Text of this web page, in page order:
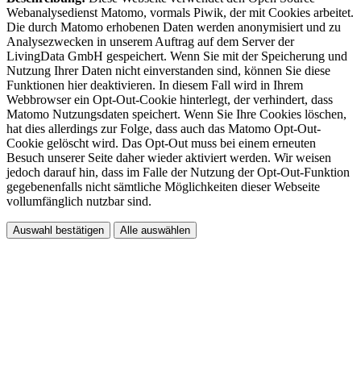
Webanalysedienst Matomo, vormals Piwik, der mit Cookies arbeitet.
Die durch Matomo erhobenen Daten werden anonymisiert und zu
Analysezwecken in unserem Auftrag auf dem Server der
LivingData GmbH gespeichert. Wenn Sie mit der Speicherung und
Nutzung Ihrer Daten nicht einverstanden sind, können Sie diese
Funktionen hier deaktivieren. In diesem Fall wird in Ihrem
Webbrowser ein Opt-Out-Cookie hinterlegt, der verhindert, dass
Matomo Nutzungsdaten speichert. Wenn Sie Ihre Cookies löschen,
hat dies allerdings zur Folge, dass auch das Matomo Opt-Out-
Cookie gelöscht wird. Das Opt-Out muss bei einem erneuten
Besuch unserer Seite daher wieder aktiviert werden. Wir weisen
jedoch darauf hin, dass im Falle der Nutzung der Opt-Out-Funktion
gegebenenfalls nicht sämtliche Möglichkeiten dieser Webseite
vollumfänglich nutzbar sind.
Auswahl bestätigen Alle auswählen